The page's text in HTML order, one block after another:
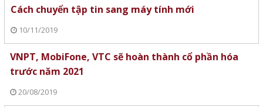
Cách chuyển tập tin sang máy tính mới
10/11/2019
VNPT, MobiFone, VTC sẽ hoàn thành cổ phần hóa
trước năm 2021
20/08/2019